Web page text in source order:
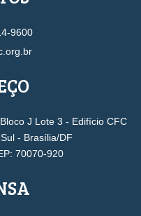
9600
J Lote 3 - Edifício CFC
- Brasília/DF
70070-920